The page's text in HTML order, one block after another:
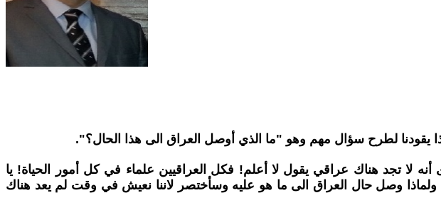
يقودنا لطرح سؤال مهم وهو "ما الذي أوصل العراق الى هذا الحال؟".
تجد هناك عراقي يقول لا أعلم! فكل العراقيين علماء في كل أمور الحياة! يا
وصل حال العراق الى ما هو عليه وسأختصر لاننا نعيش في وقت لم يعد هناك